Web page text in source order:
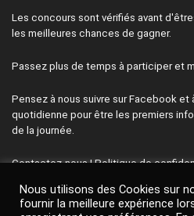
Les concours sont vérifiés avant
les meilleures chances de gagner.
Passez plus de temps à participer et
Pensez à nous suivre sur Facebook
quotidienne pour être les premiers
de la journée.
Contactez-nous|Politique de
Termes & conditions |Avis de non-
nous
Nous utilisons des Cookies sur
fournir la meilleure expérience